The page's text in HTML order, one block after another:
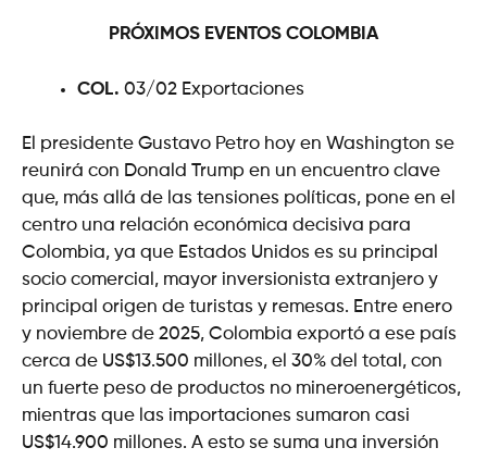
PRÓXIMOS EVENTOS COLOMBIA
COL. 03/02 Exportaciones
El presidente Gustavo Petro hoy en Washington se
reunirá con Donald Trump en un encuentro clave
que, más allá de las tensiones políticas, pone en el
centro una relación económica decisiva para
Colombia, ya que Estados Unidos es su principal
socio comercial, mayor inversionista extranjero y
principal origen de turistas y remesas. Entre enero
y noviembre de 2025, Colombia exportó a ese país
cerca de US$13.500 millones, el 30% del total, con
un fuerte peso de productos no mineroenergéticos,
mientras que las importaciones sumaron casi
US$14.900 millones. A esto se suma una inversión